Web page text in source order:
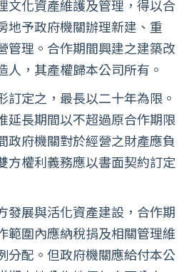
文化資產維護及管理，得以合
地予政府機關辦理新建、重
管理。合作期間興建之建築改
人，其產權歸本公司所有。
訂定之，最長以二十年為限。
延長期間以不超過原合作期限
政府機關對於經營之財產應負
方權利義務應以書面契約訂定
發展與活化資產建設，合作期
範圍內應納稅捐及相關管理維
分配。但政府機關應給付本公